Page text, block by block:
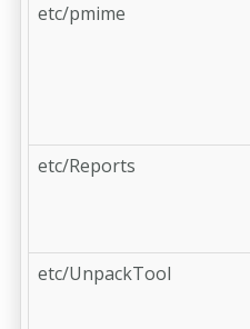
etc/pmime
etc/Reports
etc/UnpackTool